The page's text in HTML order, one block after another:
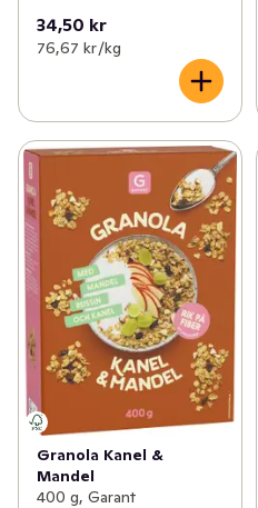
34,50 kr
76,67 kr /kg
Granola Kanel &
Mandel
400 g, Garant